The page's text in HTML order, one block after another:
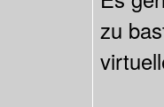
zu